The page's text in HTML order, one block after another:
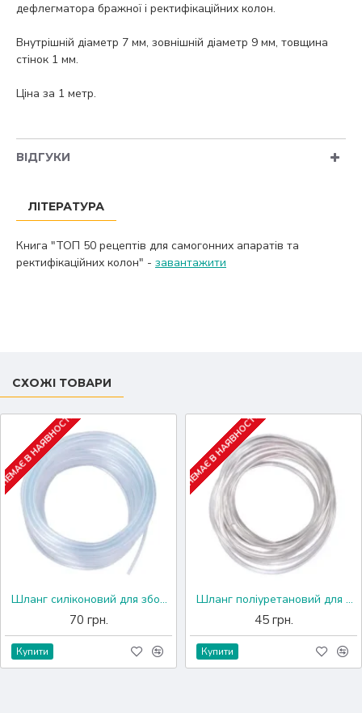
дефлегматора бражної і ректифікаційних колон.
Внутрішній діаметр 7 мм, зовнішній діаметр 9 мм, товщина
стінок 1 мм.
Ціна за 1 метр.
ВІДГУКИ
ЛІТЕРАТУРА
Книга "ТОП 50 рецептів для самогонних апаратів та
ректифікаційних колон" - завантажити
СХОЖІ ТОВАРИ
В НАЯВНОСТІ
Шланг силіконовий для збору продукту, 0,5 метра
70 грн.
Купити
НЕМАЄ В НАЯВНОСТІ
Шланг поліуретановий для охолодження, 1 метр
45 грн.
Купити